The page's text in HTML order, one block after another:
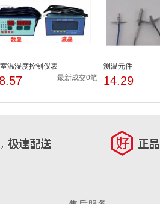
温湿度控制仪表
最新成交0笔
测温元件
14.29